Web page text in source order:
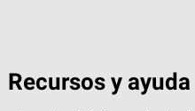
Recursos y ayuda